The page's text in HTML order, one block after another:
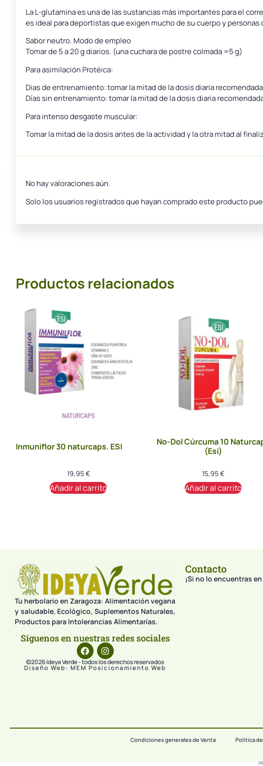
La L-glutamina es una de las sustancias más importantes para el
es ideal para deportistas que exigen mucho de su cuerpo y personas
Sabor neutro. Modo de empleo
Tomar de 5 a 20 g diarios. (una cuchara de postre colmada =5 g)
Para asimilación Protéica:
Dias de entrenamiento: tomar la mitad de la dosis diaria
Días sin entrenamiento: tomar la mitad de la dosis diaria
Para intenso desgaste muscular:
Tomar la mitad de la dosis antes de la actividad y la otra mitad al
No hay valoraciones aún.
Solo los usuarios registrados que hayan comprado este producto
Productos relacionados
Inmuniflor 30 naturcaps. ESI
19,95€
Añadir al carrito
No-Dol Cúrcuma 10
(Esi)
15,95€
Añadir al carrito
Tu herbolario en Zaragoza: Alimentación vegana
y saludable, Ecológico, Suplementos Naturales,
Productos para Intolerancias Alimentarías.
Síguenos en nuestras redes sociales
©2026 Ideya Verde - todos los derechos reservados
Diseño Web: MEM Posicionamiento Web
Contacto
¡Si no lo encuentras
Condiciones generales de Venta Política